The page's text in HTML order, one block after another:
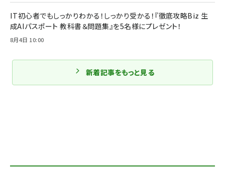
IT初心者でもしっかりわかる！しっかり受かる！『徹底攻略Biz 生
成AIパスポート 教科書＆問題集』を5名様にプレゼント！
8月4日 10:00
新着記事をもっと見る